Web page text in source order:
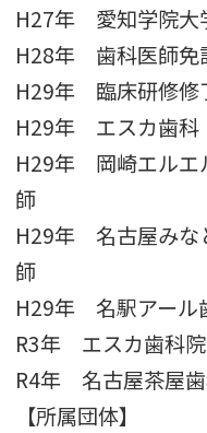
H27年 愛知学院
H28年 歯科医師
H29年 臨床研修
H29年 エスカ歯
H29年 岡崎エルエ
師
H29年 名古屋みな
師
H29年 名駅アール
R3年 エスカ歯科
R4年 名古屋茶屋
【所属団体】